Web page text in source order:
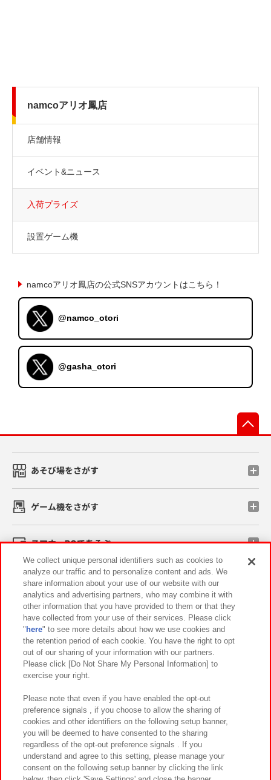
namcoアリオ鳳店
店舗情報
イベント&ニュース
入荷プライズ
設置ゲーム機
namcoアリオ鳳店の公式SNSアカウントはこちら！
@namco_otori
@gasha_otori
あそび場をさがす
ゲーム機をさがす
スマホ・PCであそぶ
イベント・キャンペーン
関連会社 サステナビリティ サイトポリシー
プライバシーポリシー ウェブアクセシビリティ方針と検証結果
お取引先さまとともに
カスタマーハラスメント対応方針 よくあるご質問・お問い合わせ
We collect unique personal identifiers such as cookies to
analyze our traffic and to personalize content and ads. We
share information about your use of our website with our
analytics and advertising partners, who may combine it with
other information that you have provided to them or that they
have collected from your use of their services. Please click
" here" to see more details about how we use cookies and
the retention period of each cookie. You have the right to opt
out of our sharing of your information with our partners.
Please click [Do Not Share My Personal Information] to
exercise your right.
Please note that even if you have enabled the opt-out
preference signals , if you choose to allow the sharing of
cookies and other identifiers on the following setup banner,
you will be deemed to have consented to the sharing
regardless of the opt-out preference signals . If you
understand and agree to this setting, please manage your
consent on the following setup banner by clicking the link